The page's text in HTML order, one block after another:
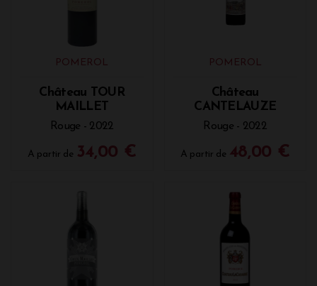
POMEROL
Château TOUR
MAILLET
Rouge - 2022
A partir de 34,00 €
POMEROL
Château
CANTELAUZE
Rouge - 2022
A partir de 48,00 €